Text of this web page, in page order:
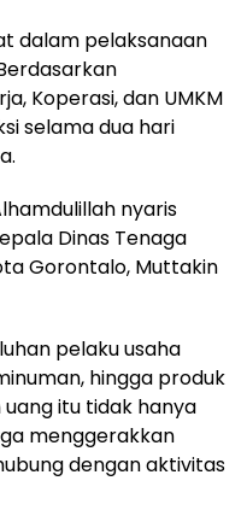
dalam pelaksanaan
Koperasi, dan UMKM
selama dua hari
nyaris
Dinas Tenaga
Gorontalo, Muttakin
pelaku usaha
hingga produk
itu tidak hanya
menggerakkan
dengan aktivitas